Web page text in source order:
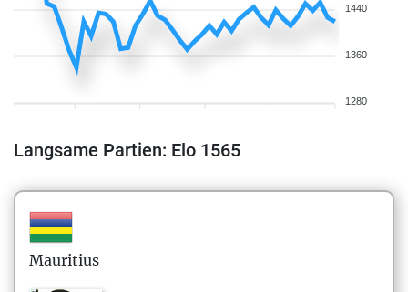
1440
1360
1280
Langsame Partien: Elo 1565
Mauritius